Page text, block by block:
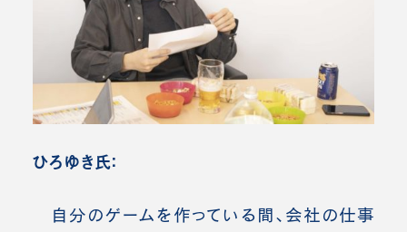
ひろゆき氏：
自分のゲームを作っている間、会社の仕事